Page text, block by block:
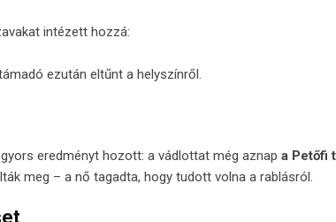
intézett hozzá:
ezután eltűnt a helyszínről.
eredményt hozott: a vádlottat még aznap a Petőfi
meg – a nő tagadta, hogy tudott volna a rablásról.